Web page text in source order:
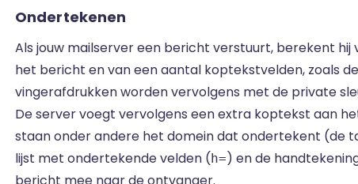
Ondertekenen
Als jouw mailserver een bericht verstuurt, berekent
het bericht en van een aantal koptekstvelden, zoals
vingerafdrukken worden vervolgens met de private
De server voegt vervolgens een extra koptekst aan
staan onder andere het domein dat ondertekent (de
lijst met ondertekende velden ( h=) en de